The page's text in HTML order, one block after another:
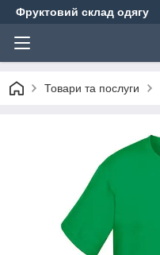
Фруктовий склад одягу
Товари та послуги